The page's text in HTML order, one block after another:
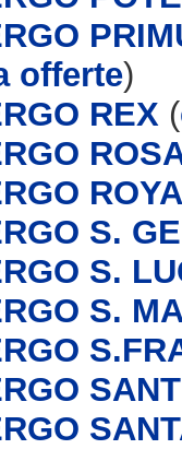
offerte)
REX (
S.
S.
S.